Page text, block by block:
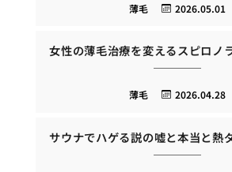
2026.05.01
薄毛
女性の薄毛治療を変えるスピロノ
2026.04.28
薄毛
サウナでハゲる説の嘘と本当と熱